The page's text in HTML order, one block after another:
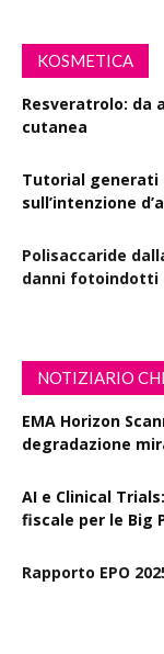
KOSMETICA
Resveratrolo: da
cutanea
Tutorial generati
sull’intenzione
Polisaccaride
danni fotoindotti
NOTIZIARIO
EMA Horizon
degradazione
AI e Clinical
fiscale per le Big
Rapporto EPO